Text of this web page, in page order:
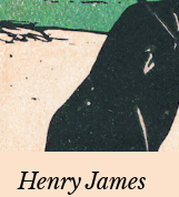
Henry James